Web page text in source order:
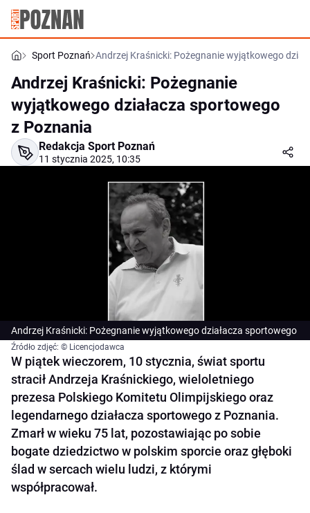
Sport Poznań Andrzej Kraśnicki: Pożegnanie wyjątkowego
Andrzej Kraśnicki: Pożegnanie
wyjątkowego działacza sportowego
z Poznania
Redakcja Sport Poznań
11 stycznia 2025, 10:35
Andrzej Kraśnicki: Pożegnanie wyjątkowego działacza sportowego
Źródło zdjęć: © Licencjodawca
W piątek wieczorem, 10 stycznia, świat sportu
stracił Andrzeja Kraśnickiego, wieloletniego
prezesa Polskiego Komitetu Olimpijskiego oraz
legendarnego działacza sportowego z Poznania.
Zmarł w wieku 75 lat, pozostawiając po sobie
bogate dziedzictwo w polskim sporcie oraz głęboki
ślad w sercach wielu ludzi, z którymi
współpracował.